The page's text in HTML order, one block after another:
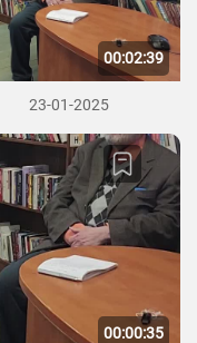
00:02:39
23-01-2025
00:00:35